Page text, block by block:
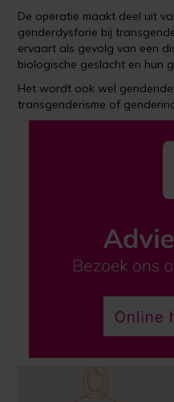
De operatie maakt deel uit
genderdysforie bij
ervaart als gevolg van een
biologische geslacht en hun
Het wordt ook wel
transgenderisme of